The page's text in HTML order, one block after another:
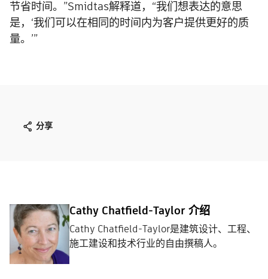
节省时间。”Smidtas解释道，“我们想表达的意思
是，‘我们可以在相同的时间内为客户提供更好的质
量。’”
分享
Cathy Chatfield-Taylor 介绍
Cathy Chatfield-Taylor是建筑设计、工程、
施工建设和技术行业的自由撰稿人。